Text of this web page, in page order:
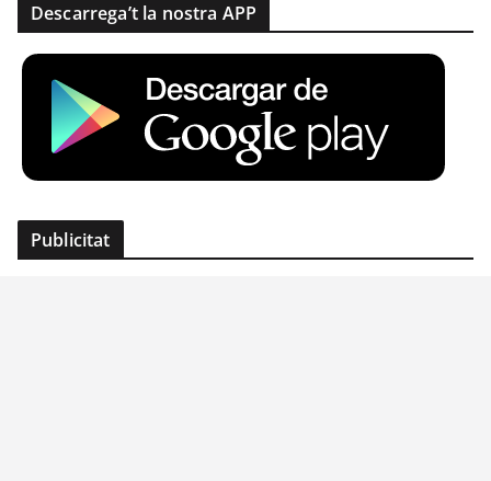
Descarrega’t la nostra APP
Publicitat